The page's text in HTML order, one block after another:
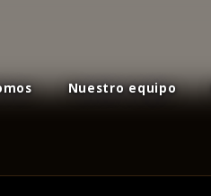
Nuestro equipo